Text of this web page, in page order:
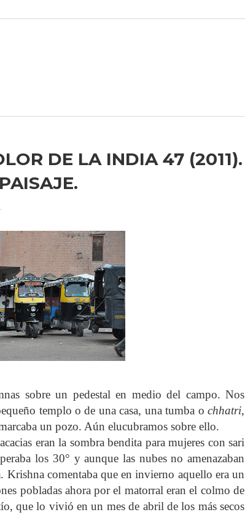
DE LA INDIA 47 (2011).
sobre un pedestal en medio del campo. Nos
templo o de una casa, una tumba o chhatri,
un pozo. Aún elucubramos sobre ello.
eran la sombra bendita para mujeres con sari
los 30° y aunque las nubes no amenazaban
Krishna comentaba que en invierno aquello era un
pobladas ahora por el matorral eran el colmo de
que lo vivió en un mes de abril de los más secos